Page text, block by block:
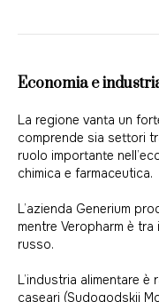
Economia e
La regione vanta un
comprende sia settori
ruolo importante
chimica e farmaceutica.
L’azienda Generium
mentre Veropharm è
russo.
L’industria alimentare
caseari (Sudogodskij